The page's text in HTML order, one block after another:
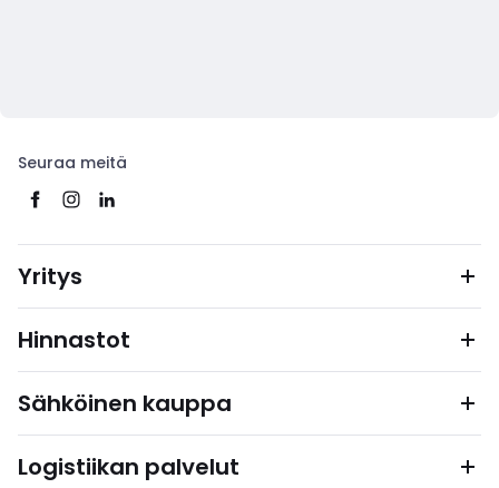
Seuraa meitä
Yritys
Hinnastot
Sähköinen kauppa
Logistiikan palvelut